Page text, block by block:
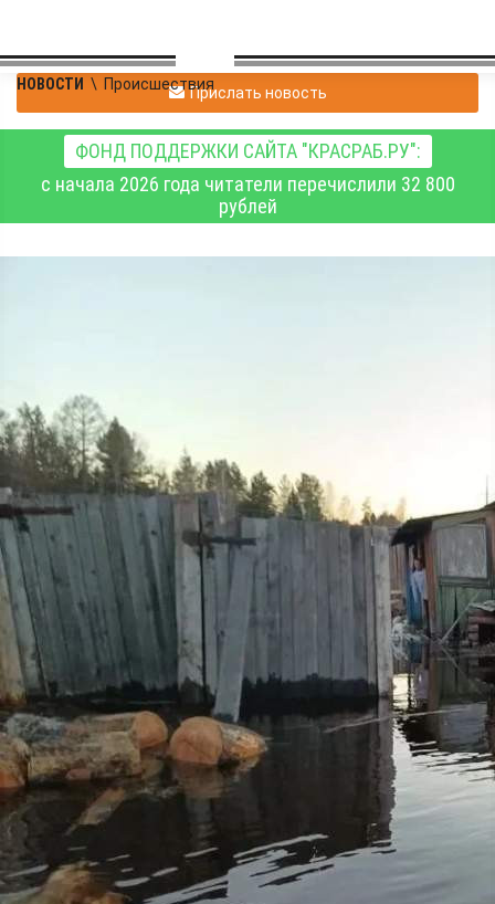
НОВОСТИ \ ПроисшествияПрислать новость
ФОНД ПОДДЕРЖКИ САЙТА "КРАСРАБ.РУ":
с начала 2026 года читатели перечислили 32 800
рублей
затронутых паводком
Происшествия
10.05.2026 09:36
349